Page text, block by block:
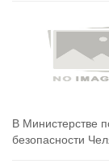
В Министерстве
безопасности